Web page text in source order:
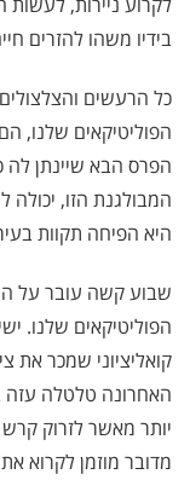
בידיו משהו להזרים
כל הרעשים
הפוליטיקאים שלנו,
הפרס הבא שיינתן לה
המבולגנת הזו, יכולה
היא הפיחה תקוות
שבוע קשה עובר על
הפוליטיקאים שלנו.
קואליציוני שמכר את
האחרונה טלטלה
יותר מאשר לזרוק
מדובר מוזמן לקרוא